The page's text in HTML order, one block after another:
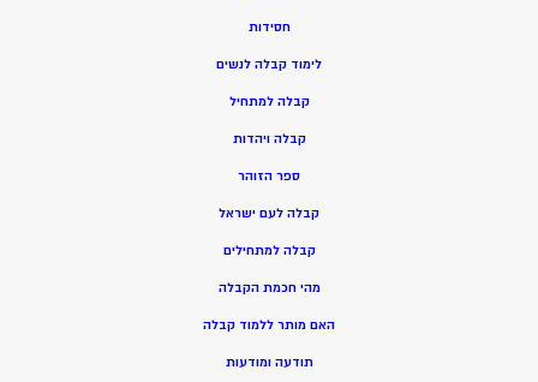
חסידות
לימוד קבלה לנשים
קבלה למתחיל
קבלה ויהדות
ספר הזוהר
קבלה לעם ישראל
קבלה למתחילים
מהי חכמת הקבלה
האם מותר ללמוד קבלה
תודעה ומודעות